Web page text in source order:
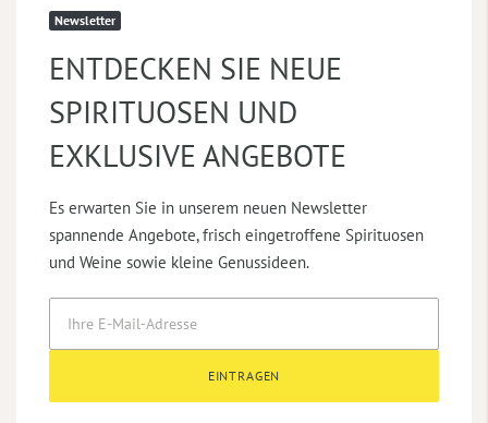
Newsletter
ENTDECKEN SIE NEUE
SPIRITUOSEN UND
EXKLUSIVE ANGEBOTE
Es erwarten Sie in unserem neuen Newsletter
spannende Angebote, frisch eingetroffene Spirituosen
und Weine sowie kleine Genussideen.
EINTRAGEN